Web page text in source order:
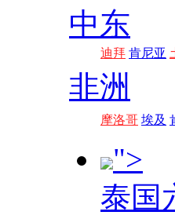
中东
迪拜 肯尼亚
非洲
摩洛哥 埃及
">
泰国